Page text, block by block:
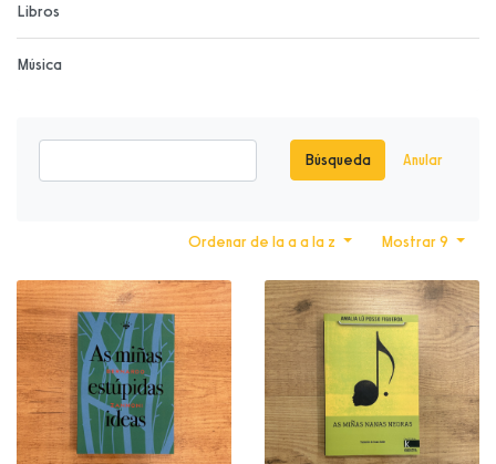
Libros
Música
Búsqueda Anular
Mostrar 9
Ordenar de la a a la z